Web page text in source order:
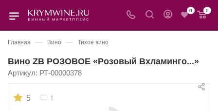
0 0
Главная — Вино — Тихое вино
Вино ZB РОЗОВОЕ «Розовый Вхламинго...»
Артикул: РТ-00000378
5 1